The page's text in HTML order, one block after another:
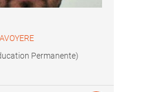
Permanente)